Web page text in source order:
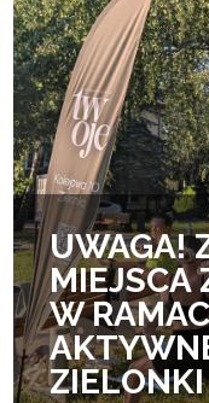
UWAGA!
MIEJSCA
W
ZIELONKI